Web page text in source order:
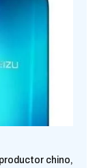
chino,